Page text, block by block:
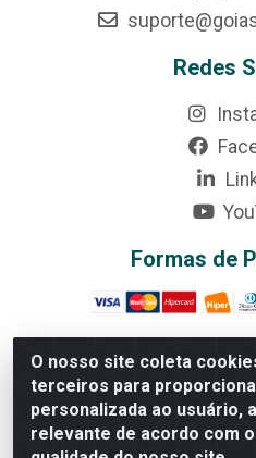
O nosso site coleta
terceiros para
personalizada ao usuário,
relevante de acordo com
Redes
Formas de
Rede Brasil - Avenida
Américas II Etapa -
CNPJ